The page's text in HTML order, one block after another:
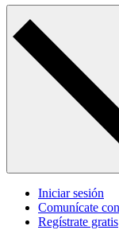
Iniciar sesión
Comunícate
Regístrate gratis